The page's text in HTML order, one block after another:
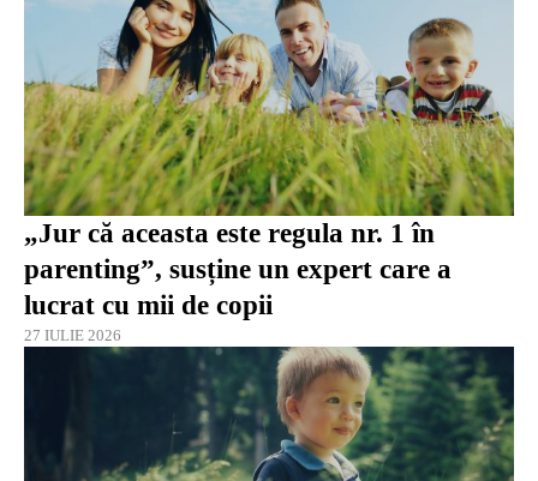
„Jur că aceasta este regula nr. 1 în
parenting”, susține un expert care a
lucrat cu mii de copii
27 IULIE 2026